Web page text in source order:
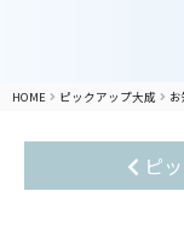
HOME ピックアップ大成
ピ